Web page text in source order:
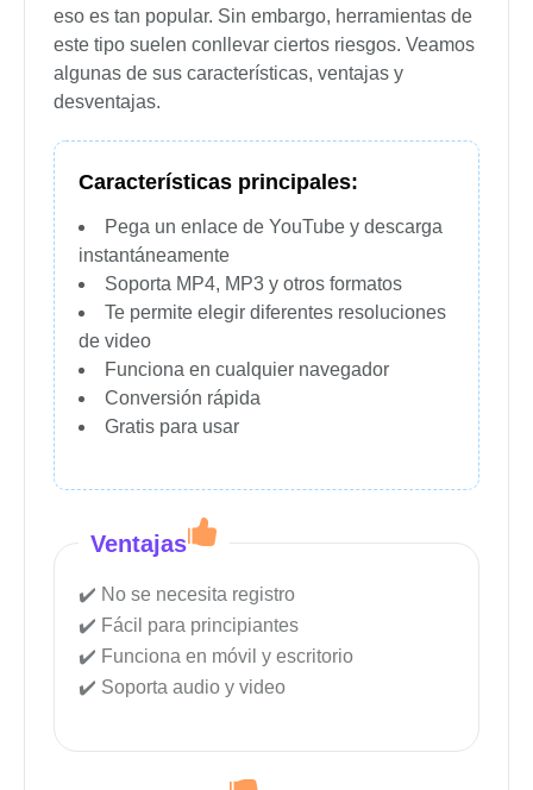
eso es tan popular. Sin embargo, herramientas de
este tipo suelen conllevar ciertos riesgos. Veamos
algunas de sus características, ventajas y
desventajas.
Características principales:
Pega un enlace de YouTube y descarga
instantáneamente
Soporta MP4, MP3 y otros formatos
Te permite elegir diferentes resoluciones
de video
Funciona en cualquier navegador
Conversión rápida
Gratis para usar
Ventajas
No se necesita registro
Fácil para principiantes
Funciona en móvil y escritorio
Soporta audio y video